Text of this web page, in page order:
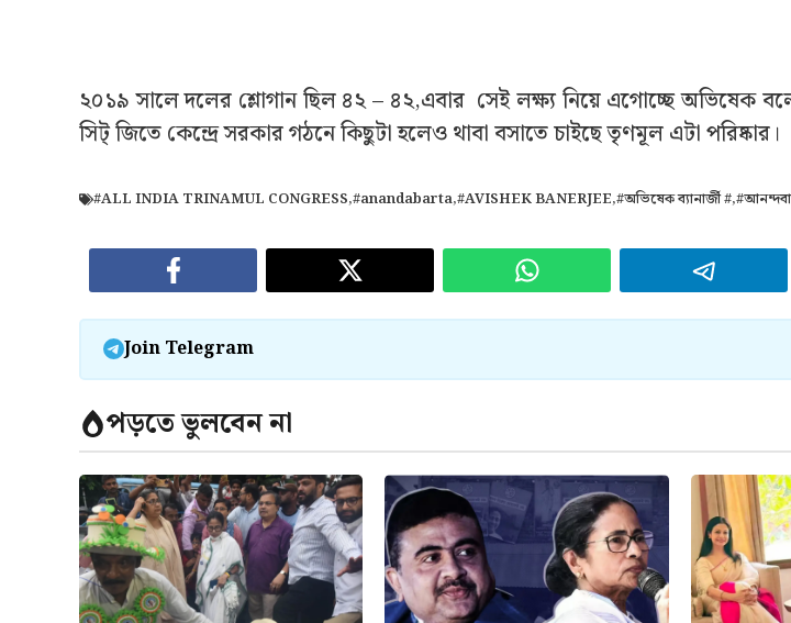
২০১৯ সালে দলের শ্লোগান ছিল ৪২ – ৪২,এবার সেই লক্ষ্য নিয়ে এগোচ্ছে অভিষেক
সিট্ জিতে কেন্দ্রে সরকার গঠনে কিছুটা হলেও থাবা বসাতে চাইছে তৃণমূল এটা পরিষ্কার।
#ALL INDIA TRINAMUL CONGRESS,#anandabarta,#AVISHEK BANERJEE,#অভিষেক ব্যানার্জী #,
Join Telegram
পড়তে ভুলবেন না